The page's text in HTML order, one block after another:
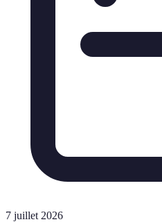
7 juillet 2026